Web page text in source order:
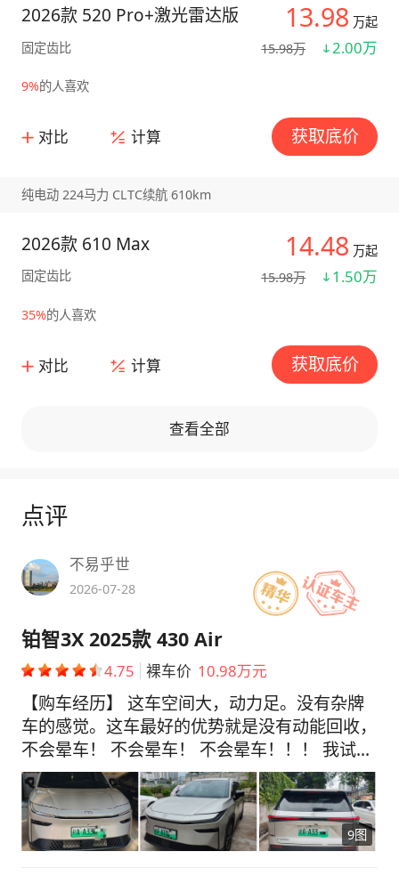
13.98 万起
15.98万
2.00万
2026款 520 Pro+激光雷达版
固定齿比
9%的人喜欢
对比 计算 获取底价
纯电动 224马力 CLTC续航 610km
14.48 万起
15.98万
1.50万
2026款 610 Max
固定齿比
35%的人喜欢
对比 计算 获取底价
查看全部
点评
不易乎世
2026-07-28
铂智3X 2025款 430 Air
4.75 裸车价 10.98万元
【购车经历】 这车空间大，动力足。没有杂牌
车的感觉。这车最好的优势就是没有动能回收，
不会晕车！ 不会晕车！ 不会晕车！！！ 我试了
很多车，动能回收都关不了，家人都受不了。只
有这辆家人不晕车！试完没犹豫，马上提的现
车。 【最满意】 不会晕车，这点是我最满意
的。太舒适了。 【最不满意】 这车目前唯一的
9图